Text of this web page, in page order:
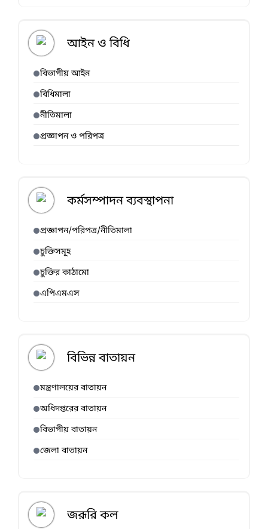
আইন ও বিধি
বিভাগীয় আইন
বিধিমালা
নীতিমালা
প্রজ্ঞাপন ও পরিপত্র
কর্মসম্পাদন ব্যবস্থাপনা
প্রজ্ঞাপন/পরিপত্র/নীতিমালা
চুক্তিসমূহ
চুক্তির কাঠামো
এপিএমএস
বিভিন্ন বাতায়ন
মন্ত্রণালয়ের বাতায়ন
অধিদপ্তরের বাতায়ন
বিভাগীয় বাতায়ন
জেলা বাতায়ন
জরূরি কল